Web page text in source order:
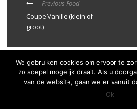
Previous Food
Coupe Vanille (klein of
groot)
Privacy Policy
De Smickelaer 2025© |
We gebruiken cookies om ervoor te
zo soepel mogelijk draait. Als u
van de website, gaan we er vanuit
Ok